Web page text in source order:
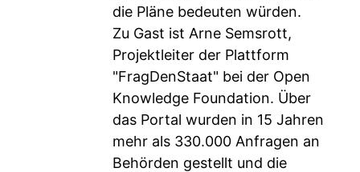
die Pläne bedeuten würden.
Zu Gast ist Arne Semsrott,
Projektleiter der Plattform
"FragDenStaat" bei der Open
Knowledge Foundation. Über
das Portal wurden in 15 Jahren
mehr als 330.000 Anfragen an
Behörden gestellt und die